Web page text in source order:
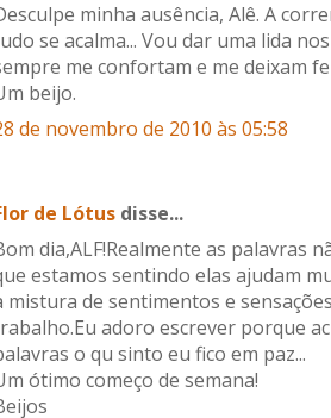
minha ausência, Alê. A
se acalma... Vou dar uma lida
me confortam e me deixam
beijo.
de novembro de 2010 às 05:58
de Lótus disse...
dia,ALF!Realmente as palavras
estamos sentindo elas ajudam
mistura de sentimentos e
adoro escrever porque
o qu sinto eu fico em paz...
ótimo começo de semana!